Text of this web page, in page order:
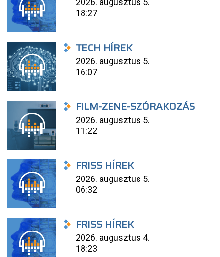
2026. augusztus 5.
18:27
TECH HÍREK
2026. augusztus 5.
16:07
FILM-ZENE-SZÓRAKOZÁS
2026. augusztus 5.
11:22
FRISS HÍREK
2026. augusztus 5.
06:32
FRISS HÍREK
2026. augusztus 4.
18:23